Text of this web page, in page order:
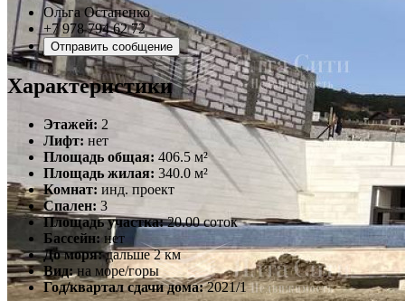
Ольга Остапенко
+7 978 794 62 72
Отправить сообщение
Характеристики
Этажей: 2
Лифт: нет
Площадь общая: 406.5 м²
Площадь жилая: 340.0 м²
Комнат: инд. проект
Спален: 3
Площадь участка: 20.00 соток
Бассейн: нет
До моря: дальше 2 км
Вид: на море/горы
Год/квартал сдачи дома: 2021/1